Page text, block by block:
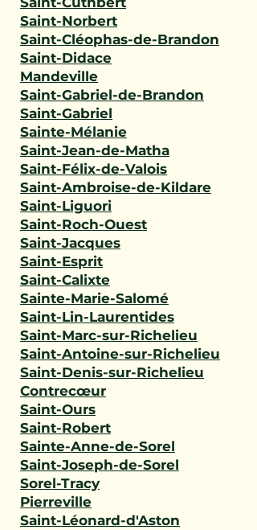
Saint-Norbert
Saint-Cléophas-de-Brandon
Saint-Didace
Mandeville
Saint-Gabriel-de-Brandon
Saint-Gabriel
Sainte-Mélanie
Saint-Jean-de-Matha
Saint-Félix-de-Valois
Saint-Ambroise-de-Kildare
Saint-Liguori
Saint-Roch-Ouest
Saint-Jacques
Saint-Esprit
Saint-Calixte
Sainte-Marie-Salomé
Saint-Lin-Laurentides
Saint-Marc-sur-Richelieu
Saint-Antoine-sur-Richelieu
Saint-Denis-sur-Richelieu
Contrecœur
Saint-Ours
Saint-Robert
Sainte-Anne-de-Sorel
Saint-Joseph-de-Sorel
Sorel-Tracy
Pierreville
Saint-Léonard-d'Aston